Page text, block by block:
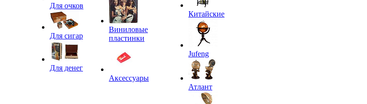
Для очков
Для сигар
Для денег
Виниловые
пластинки
Аксессуары
Китайские
Jufeng
Атлант